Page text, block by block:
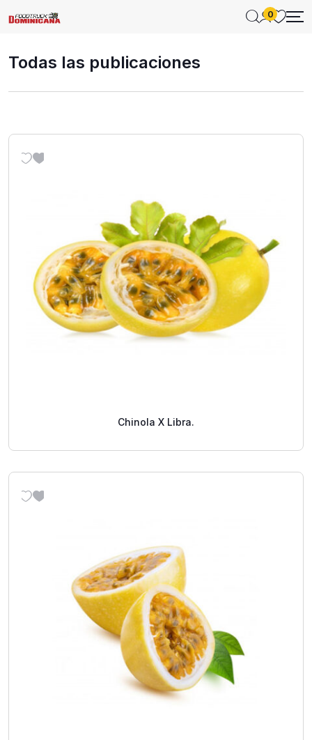
0
Todas las publicaciones
Chinola X Libra.